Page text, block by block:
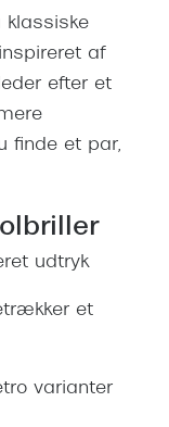
klassiske
af
efter et
finde et par,
udtryk
et
varianter